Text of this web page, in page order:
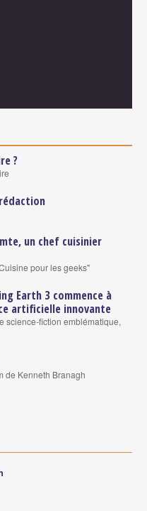
?
un chef cuisinier
pour les geeks"
Earth 3 commence à
artificielle innovante
science-fiction emblématique,
de Kenneth Branagh